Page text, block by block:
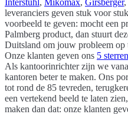
leveranciers geven stuk voor
voorbeeld te geven: mocht een
Palmberg product, dan stuurt
Duitsland om jouw probleem op
Onze klanten geven ons 5 sterren
Als kantoorinrichter zijn we
kantoren beter te maken. Ons
tot rond de 85 tevreden,
een vertekend beeld te laten
maken dan dat: onze klanten